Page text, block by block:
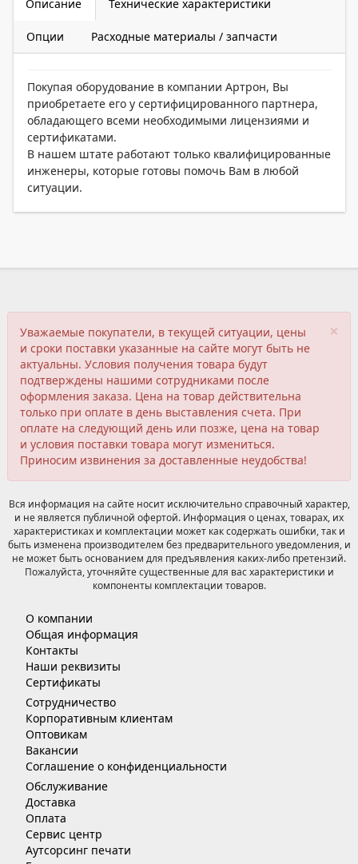
Описание Технические характеристики
Опции Расходные материалы / запчасти
Покупая оборудование в компании Артрон, Вы
приобретаете его у сертифицированного партнера,
обладающего всеми необходимыми лицензиями и
сертификатами.
В нашем штате работают только квалифицированные
инженеры, которые готовы помочь Вам в любой
ситуации.
×
Уважаемые покупатели, в текущей ситуации, цены
и сроки поставки указанные на сайте могут быть не
актуальны. Условия получения товара будут
подтверждены нашими сотрудниками после
оформления заказа. Цена на товар действительна
только при оплате в день выставления счета. При
оплате на следующий день или позже, цена на товар
и условия поставки товара могут измениться.
Приносим извинения за доставленные неудобства!
Вся информация на сайте носит исключительно справочный характер,
и не является публичной офертой. Информация о ценах, товарах, их
характеристиках и комплектации может как содержать ошибки, так и
быть изменена производителем без предварительного уведомления, и
не может быть основанием для предъявления каких-либо претензий.
Пожалуйста, уточняйте существенные для вас характеристики и
компоненты комплектации товаров.
О компании
Общая информация
Контакты
Наши реквизиты
Сертификаты
Сотрудничество
Корпоративным клиентам
Оптовикам
Вакансии
Соглашение о конфиденциальности
Обслуживание
Доставка
Оплата
Сервис центр
Аутсорсинг печати